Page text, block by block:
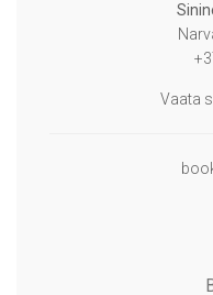
Vaata